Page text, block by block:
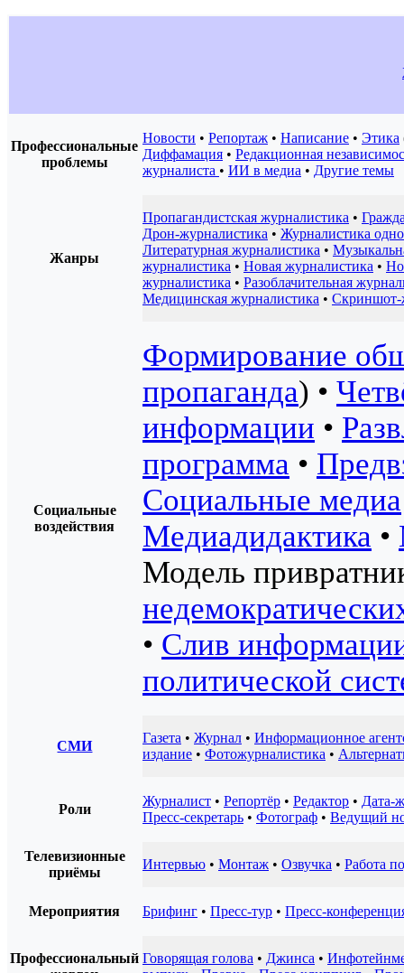
Профессиональные
проблемы
Новости • Репортаж • Написание • Этика
Диффамация • Редакционная
журналиста • ИИ в медиа • Другие темы
Жанры
Пропагандистская журналистика •
Дрон-журналистика • Журналистика
Литературная журналистика •
журналистика • Новая журналистика •
журналистика • Разоблачительная
Медицинская журналистика • Скриншот-
Социальные
воздействия
Формирование
пропаганда) •
информации •
программа •
Социальные медиа
Медиадидактика •
Модель
• Слив
политической
СМИ
Газета • Журнал • Информационное
издание • Фотожурналистика •
Роли
Журналист • Репортёр • Редактор • Дата-
Пресс-секретарь • Фотограф • Ведущий
Телевизионные
приёмы
Интервью • Монтаж • Озвучка • Работа
Мероприятия Брифинг • Пресс-тур • Пресс-
Профессиональный Говорящая голова • Джинса •